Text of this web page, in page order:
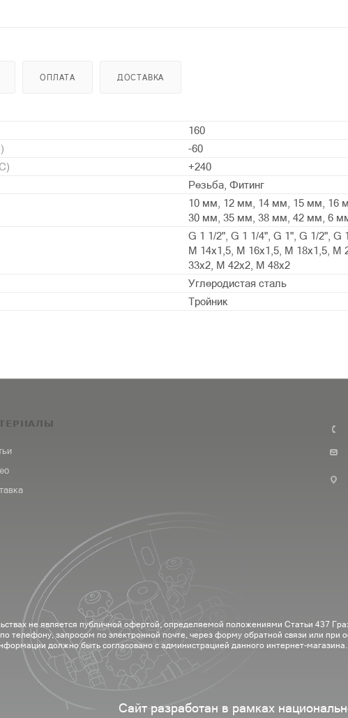
ОПЛАТА ДОСТАВКА
160
-60
+240
Резьба, Фитинг
10 мм, 12 мм, 14 мм, 15 мм, 16
30 мм, 35 мм, 38 мм, 42 мм, 6
G 1 1/2", G 1 1/4", G 1", G 1/2",
М 14х1,5, М 16х1,5, М 18х1,5, М
33х2, М 42х2, М 48х2
Углеродистая сталь
Тройник
не является публичной офертой, определяемой положениями Статьи 437
телефону, запросом по электронной почте, через форму обратной связи или
должно быть согласовано с администрацией данного интернет-магазина.
Сайт разработан в рамках